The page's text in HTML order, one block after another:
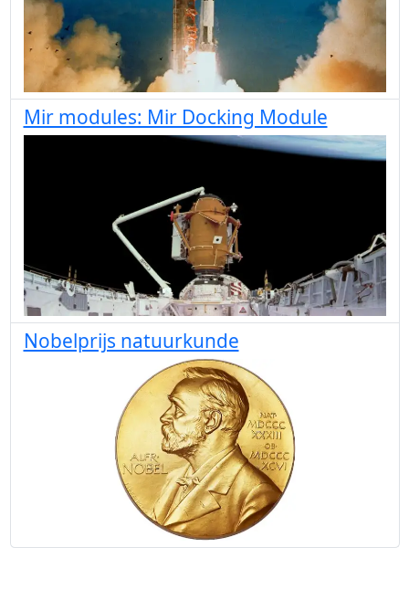
Mir modules: Mir Docking Module
Nobelprijs natuurkunde